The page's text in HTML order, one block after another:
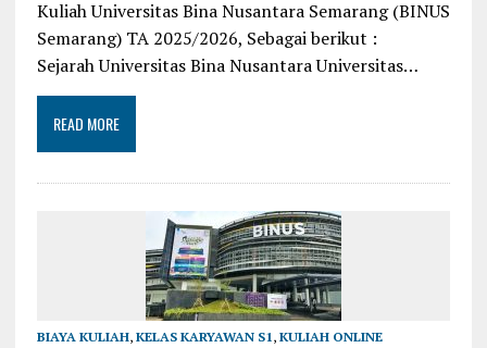
Kuliah Universitas Bina Nusantara Semarang (BINUS
Semarang) TA 2025/2026, Sebagai berikut :
Sejarah Universitas Bina Nusantara Universitas…
READ MORE
BIAYA KULIAH, KELAS KARYAWAN S1, KULIAH ONLINE